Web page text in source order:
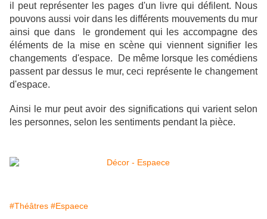
il peut représenter les pages d'un livre qui défilent. Nous
pouvons aussi voir dans les différents mouvements du mur
ainsi que dans le grondement qui les accompagne des
éléments de la mise en scène qui viennent signifier les
changements d'espace. De même lorsque les comédiens
passent par dessus le mur, ceci représente le changement
d'espace.
Ainsi le mur peut avoir des significations qui varient selon
les personnes, selon les sentiments pendant la pièce.
#Théâtres #Espaece